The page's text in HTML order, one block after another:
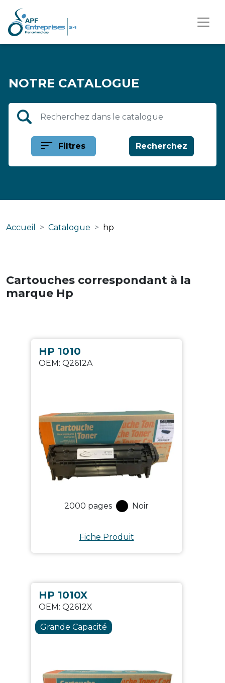
NOTRE CATALOGUE
Recherche dans le catalogue
Filtres Recherchez
Accueil Catalogue hp
Cartouches correspondant à la
marque Hp
HP 1010
OEM: Q2612A
2000 pages Noir
Fiche Produit
HP 1010X
OEM: Q2612X
Grande Capacité